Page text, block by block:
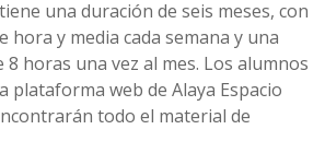
una duración de seis meses, con
hora y media cada semana y una
8 horas una vez al mes. Los alumnos
plataforma web de Alaya Espacio
todo el material de